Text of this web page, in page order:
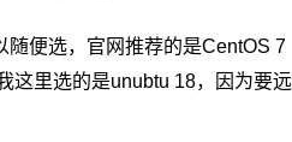
随便选，官网推荐的是CentOS 7
这里选的是unubtu 18，因为要远